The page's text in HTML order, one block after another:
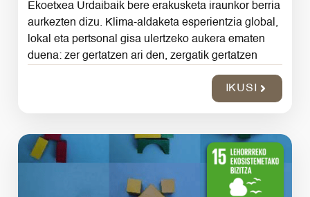
Ekoetxea Urdaibaik bere erakusketa iraunkor berria
aurkezten dizu. Klima-aldaketa esperientzia global,
lokal eta pertsonal gisa ulertzeko aukera ematen
duena: zer gertatzen ari den, zergatik gertatzen
IKUSI